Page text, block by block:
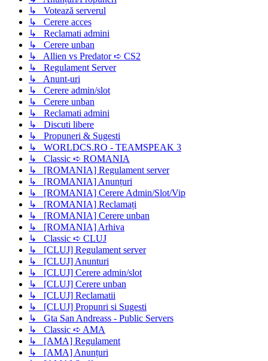
↳ Votează serverul
↳ Cerere acces
↳ Reclamati admini
↳ Cerere unban
↳ Allien vs Predator ➪ CS2
↳ Regulament Server
↳ Anunt-uri
↳ Cerere admin/slot
↳ Cerere unban
↳ Reclamati admini
↳ Discuti libere
↳ Propuneri & Sugesti
↳ WORLDCS.RO - TEAMSPEAK 3
↳ Classic ➪ ROMANIA
↳ [ROMANIA] Regulament server
↳ [ROMANIA] Anunțuri
↳ [ROMANIA] Cerere Admin/Slot/Vip
↳ [ROMANIA] Reclamați
↳ [ROMANIA] Cerere unban
↳ [ROMANIA] Arhiva
↳ Classic ➪ CLUJ
↳ [CLUJ] Regulament server
↳ [CLUJ] Anunturi
↳ [CLUJ] Cerere admin/slot
↳ [CLUJ] Cerere unban
↳ [CLUJ] Reclamatii
↳ [CLUJ] Propunri si Sugesti
↳ Gta San Andreass - Public Servers
↳ Classic ➪ AMA
↳ [AMA] Regulament
↳ [AMA] Anunțuri